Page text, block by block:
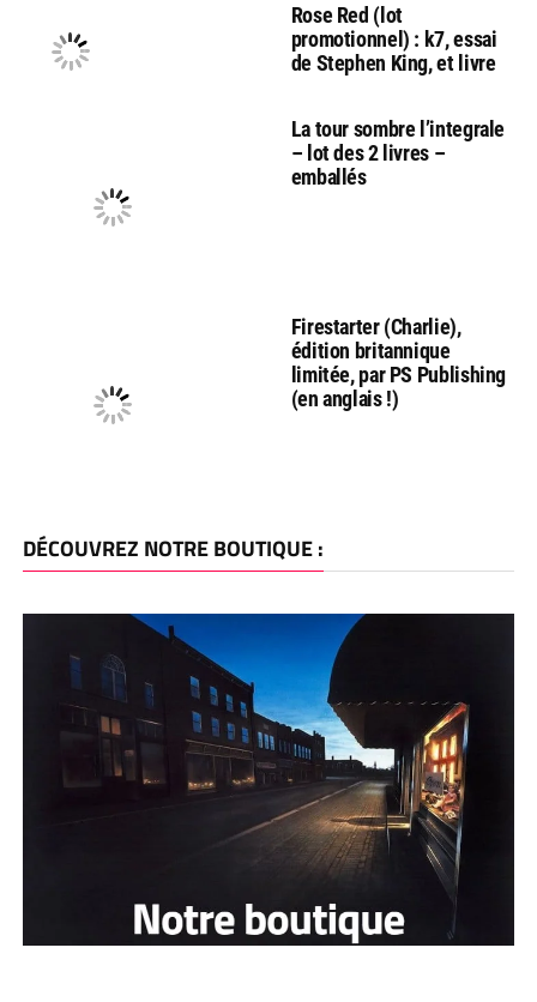
Rose Red (lot
promotionnel) : k7, essai
de Stephen King, et livre
La tour sombre l’integrale
– lot des 2 livres –
emballés
Firestarter (Charlie),
édition britannique
limitée, par PS Publishing
(en anglais !)
DÉCOUVREZ NOTRE BOUTIQUE :